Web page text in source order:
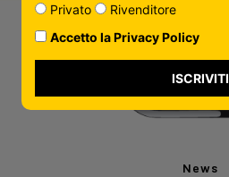
News
Privato
Rivenditore
Accetto la Privacy Policy
ISCRIVITI